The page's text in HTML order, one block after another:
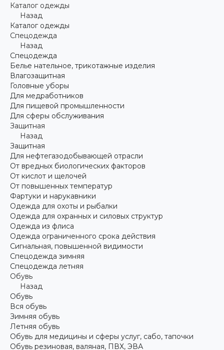
Каталог одежды
Назад
Каталог одежды
Спецодежда
Назад
Спецодежда
Белье нательное, трикотажные изделия
Влагозащитная
Головные уборы
Для медработников
Для пищевой промышленности
Для сферы обслуживания
Защитная
Назад
Защитная
Для нефтегазодобывающей отрасли
От вредных биологических факторов
От кислот и щелочей
От повышенных температур
Фартуки и нарукавники
Одежда для охоты и рыбалки
Одежда для охранных и силовых структур
Одежда из флиса
Одежда ограниченного срока действия
Сигнальная, повышенной видимости
Спецодежда зимняя
Спецодежда летняя
Обувь
Назад
Обувь
Вся обувь
Зимняя обувь
Летняя обувь
Обувь для медицины и сферы услуг, сабо, тапочки
Обувь резиновая, валяная, ПВХ, ЭВА